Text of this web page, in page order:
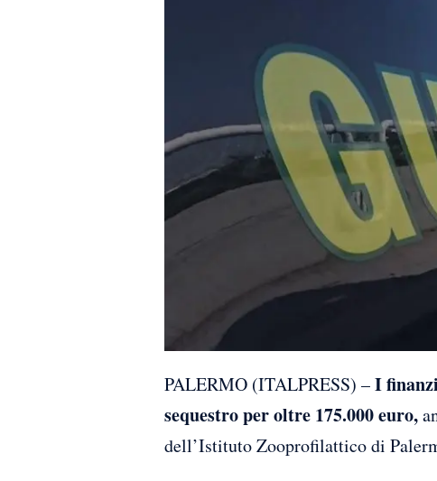
PALERMO (ITALPRESS) –I
sequestro per oltre 175.000 euro,
dell’Istituto Zooprofilattico di